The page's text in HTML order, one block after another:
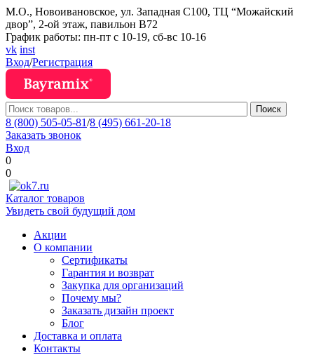
М.О., Новоивановское, ул. Западная С100, ТЦ “Можайский
двор”, 2-ой этаж, павильон В72
График работы: пн-пт с 10-19, сб-вс 10-16
vk inst
Вход/Регистрация
Поиск
8 (800) 505-05-81/8 (495) 661-20-18
Заказать звонок
Вход
0
0
Каталог товаров
Увидеть свой будущий дом
Акции
О компании
Сертификаты
Гарантия и возврат
Закупка для организаций
Почему мы?
Заказать дизайн проект
Блог
Доставка и оплата
Контакты